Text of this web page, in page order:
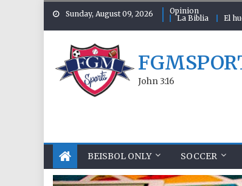
Sunday, August 09, 2026
Opinion
La Biblia
El
John 3:16
BEISBOL ONLY SOCCER